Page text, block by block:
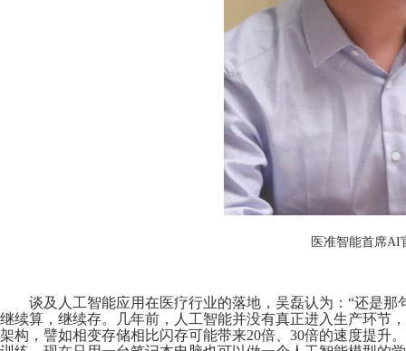
医准智能首席AI
谈及人工智能应用在医疗行业的落地，吴磊认为：“还是
继续算，继续存。几年前，人工智能并没有真正进入生产环节
架构，譬如相变存储相比闪存可能带来20倍、30倍的速度提升